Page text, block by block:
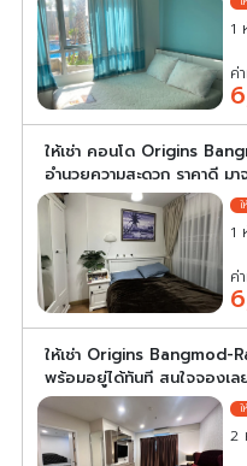
1
ค่
ให้เช่า คอนโด Origins
อำนวยความสะดวก ราคาดี ม
1
ค่
ให้เช่า Origins Bangmod-
พร้อมอยู่ได้ทันที สนใจจองเล
2